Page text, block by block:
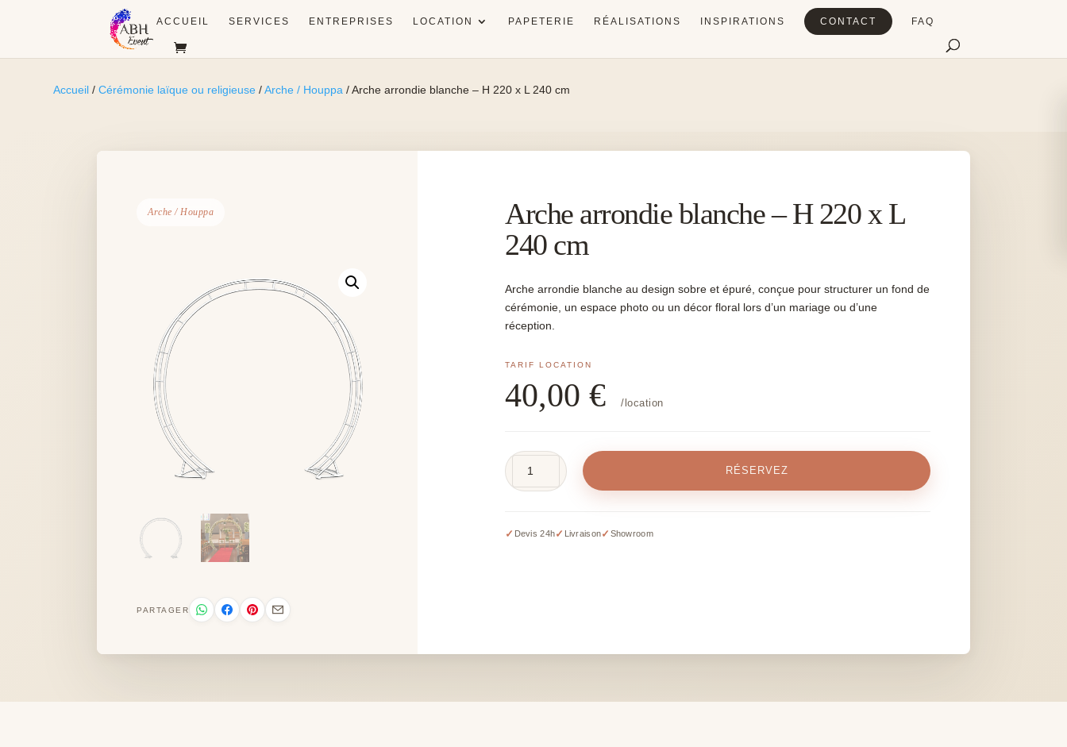
ACCUEIL SERVICES ENTREPRISES LOCATION PAPETERIE RÉALISATIONS INSPIRATIONS CONTACT FAQ
Accueil /Cérémonie laïque ou religieuse /Arche / Houppa / Arche arrondie blanche – H 220 x L 240 cm
Arche / Houppa
PARTAGER
Arche arrondie blanche – H 220 x L
240 cm
Arche arrondie blanche au design sobre et épuré, conçue pour structurer un fond de
cérémonie, un espace photo ou un décor floral lors d’un mariage ou d’une
réception.
40,00€ /location
blanche
RÉSERVEZ
✓ Devis 24h✓ Livraison✓ Showroom